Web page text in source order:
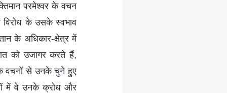
परमेश्वर के वचन
विरोध के उसके स्वभाव
के अधिकार-क्षेत्र में
को उजागर करते हैं,
के वचनों से उनके चुने हुए
में वे उनके क्रोध और